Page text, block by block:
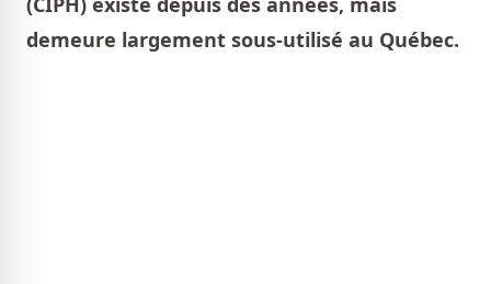
demeure largement sous-utilisé au Québec.